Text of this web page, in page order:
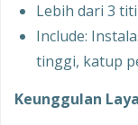
Lebih dari 3
Include:
tinggi, katup
Keunggulan